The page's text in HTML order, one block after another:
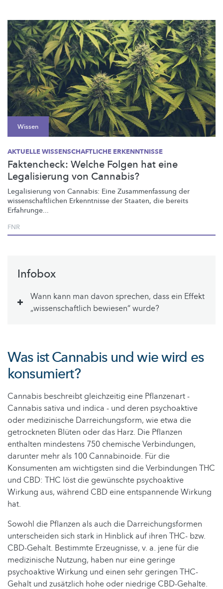
Wissen
AKTUELLE WISSENSCHAFTLICHE ERKENNTNISSE
Faktencheck: Welche Folgen hat eine
Legalisierung von Cannabis?
Legalisierung von Cannabis: Eine Zusammenfassung der
wissenschaftlichen Erkenntnisse der Staaten, die bereits
Erfahrunge...
FNR
Infobox
Wann kann man davon sprechen, dass ein Effekt
„wissenschaftlich bewiesen“ wurde?
Was ist Cannabis und wie wird es
konsumiert?
Cannabis beschreibt gleichzeitig eine Pflanzenart -
Cannabis sativa und indica - und deren psychoaktive
oder medizinische Darreichungsform, wie etwa die
getrockneten Blüten oder das Harz. Die Pflanzen
enthalten mindestens 750 chemische Verbindungen,
darunter mehr als 100 Cannabinoide. Für die
Konsumenten am wichtigsten sind die Verbindungen THC
und CBD: THC löst die gewünschte psychoaktive
Wirkung aus, während CBD eine entspannende Wirkung
hat.
Sowohl die Pflanzen als auch die Darreichungsformen
unterscheiden sich stark in Hinblick auf ihren THC- bzw.
CBD-Gehalt. Bestimmte Erzeugnisse, v. a. jene für die
medizinische Nutzung, haben nur eine geringe
psychoaktive Wirkung und einen sehr geringen THC-
Gehalt und zusätzlich hohe oder niedrige CBD-Gehalte.